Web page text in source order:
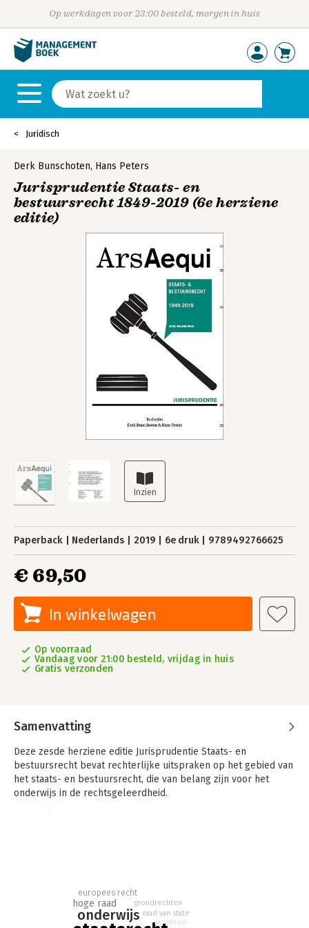
Op werkdagen voor 23:00 besteld, morgen in huis
Juridisch
Derk Bunschoten, Hans Peters
Jurisprudentie Staats- en
bestuursrecht 1849-2019 (6e herziene
editie)
Paperback Nederlands 2019 6e druk 9789492766625
€ 69,50
In winkelwagen
Op voorraad
Vandaag voor 21:00 besteld, vrijdag in huis
Gratis verzonden
Samenvatting
Deze zesde herziene editie Jurisprudentie Staats- en
bestuursrecht bevat rechterlijke uitspraken op het gebied van
het staats- en bestuursrecht, die van belang zijn voor het
onderwijs in de rechtsgeleerdheid.
Deze bundel biedt ook de praktijkjurist een handzame
verzameling van belangrijke uitspraken op het gebied van
staats- en bestuursrecht in de periode 1849-2019.
onderwijs
hoge raad
europees recht
grondrechten
raad van state
rechtspraak